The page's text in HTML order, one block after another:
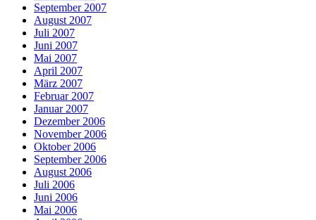
September 2007
August 2007
Juli 2007
Juni 2007
Mai 2007
April 2007
März 2007
Februar 2007
Januar 2007
Dezember 2006
November 2006
Oktober 2006
September 2006
August 2006
Juli 2006
Juni 2006
Mai 2006